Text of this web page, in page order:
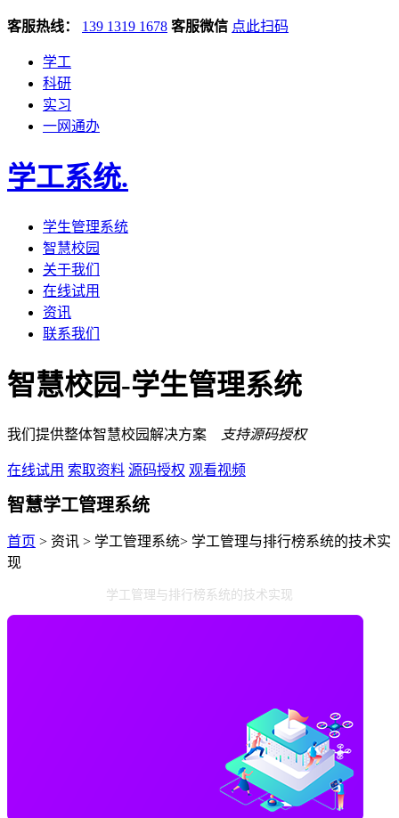
客服热线： 139 1319 1678 客服微信 点此扫码
学工
科研
实习
一网通办
学工系统.
学生管理系统
智慧校园
关于我们
在线试用
资讯
联系我们
智慧校园-学生管理系统
我们提供整体智慧校园解决方案 支持源码授权
在线试用 索取资料 源码授权 观看视频
智慧学工管理系统
首页 > 资讯 > 学工管理系统> 学工管理与排行榜系统的技术实
现
学工管理与排行榜系统的技术实现